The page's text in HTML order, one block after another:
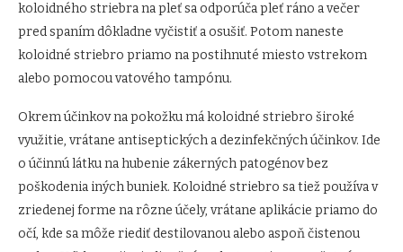
koloidného striebra na pleť sa odporúča pleť ráno a večer
pred spaním dôkladne vyčistiť a osušiť. Potom naneste
koloidné striebro priamo na postihnuté miesto vstrekom
alebo pomocou vatového tampónu.
Okrem účinkov na pokožku má koloidné striebro široké
využitie, vrátane antiseptických a dezinfekčných účinkov. Ide
o účinnú látku na hubenie zákerných patogénov bez
poškodenia iných buniek. Koloidné striebro sa tiež používa v
zriedenej forme na rôzne účely, vrátane aplikácie priamo do
očí, kde sa môže riediť destilovanou alebo aspoň čistenou